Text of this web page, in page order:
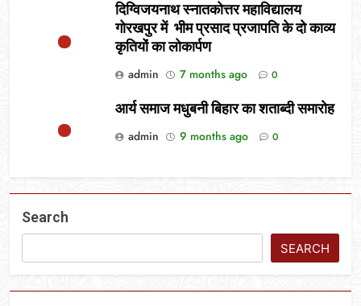
दिग्विजयनाथ स्नातकोत्तर महाविद्यालय
गोरखपुर में भीम प्रसाद प्रजापति के दो काव्य
कृतियों का लोकार्पण
admin
7 months ago 0
आर्य समाज मधुबनी बिहार का शताब्दी समारोह
admin
9 months ago 0
Search
SEARCH